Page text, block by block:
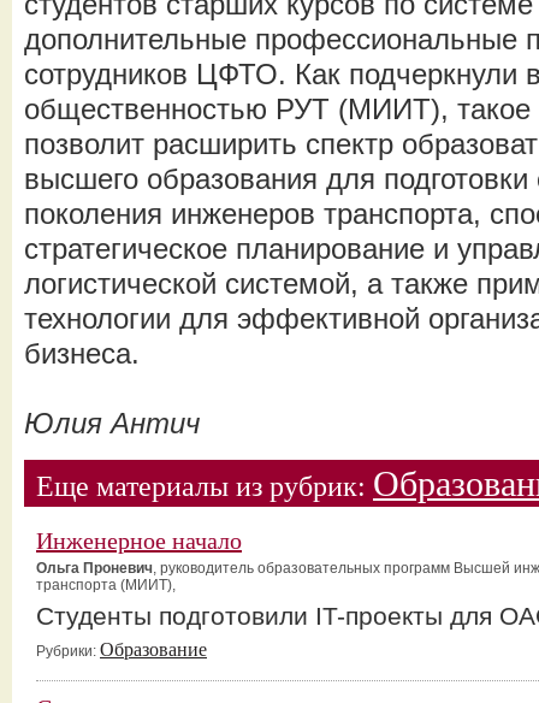
дополнительные профессиональные
сотрудников ЦФТО. Как подчеркнули
общественностью РУТ (МИИТ), такое
позволит расширить спектр
высшего образования для подготовки
поколения инженеров транспорта,
стратегическое планирование и
логистической системой, а также
технологии для эффективной
бизнеса.
Юлия Антич
Еще материалы из рубрик:
Инженерное начало
Ольга Проневич, руководитель образовательных программ Высшей
транспорта (МИИТ),
Студенты подготовили IT-проекты для
Рубрики: Образование